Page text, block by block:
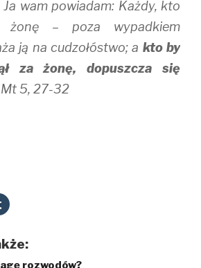
wam powiadam: Każdy, kto
żonę – poza wypadkiem
ją na cudzołóstwo; a kto by
za żonę, dopuszcza się
Mt 5, 27-32
C
l
t
s
rozwodów?